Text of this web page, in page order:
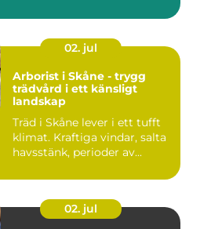
02. jul
Arborist i Skåne - trygg
trädvård i ett känsligt
landskap
Träd i Skåne lever i ett tufft
klimat. Kraftiga vindar, salta
havsstänk, perioder av...
02. jul